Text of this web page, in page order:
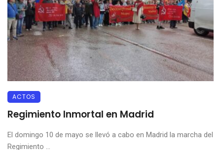
ACTOS
Regimiento Inmortal en Madrid
El domingo 10 de mayo se llevó a cabo en Madrid la marcha del
Regimiento ...